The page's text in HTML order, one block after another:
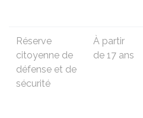
Réserve
citoyenne de
défense et de
sécurité
À partir
de 17 ans